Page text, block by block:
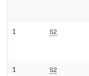
1 S2
1 S2